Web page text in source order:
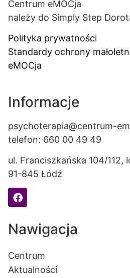
Centrum eMOCja
należy do Simply Step
Polityka prywatności
Standardy ochrony
eMOCja
Informacje
psychoterapia@centrum-
telefon: 660 00 49 49
ul. Franciszkańska 104/112,
91-845 Łódź
Nawigacja
Centrum
Aktualności